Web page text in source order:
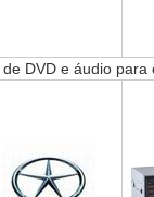
DVD e áudio para